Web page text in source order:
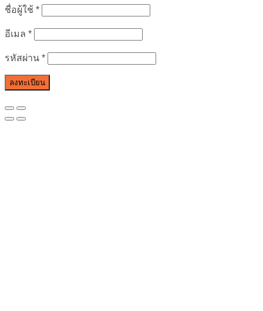
ชื่อผู้ใช้ *
อีเมล *
รหัสผ่าน *
ลงทะเบียน